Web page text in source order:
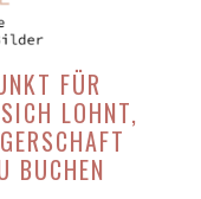
FÜR
LOHNT,
BUCHEN